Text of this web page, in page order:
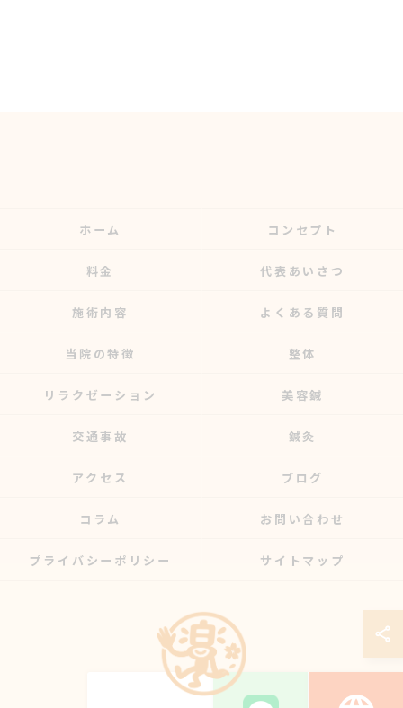
ホーム コンセプト
料金 代表あいさつ
施術内容 よくある質問
当院の特徴 整体
リラクゼーション 美容鍼
交通事故 鍼灸
アクセス ブログ
コラム お問い合わせ
プライバシーポリシー サイトマップ